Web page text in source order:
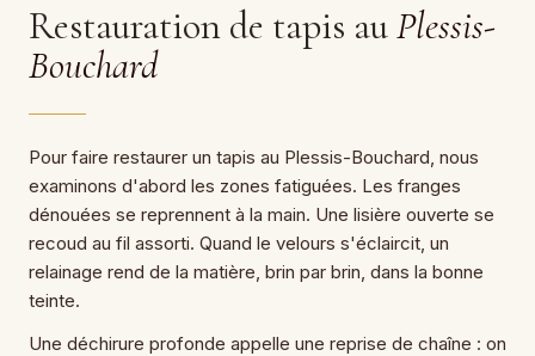
Restauration de tapis auPlessis-
Bouchard
Pour faire restaurer un tapis au Plessis-Bouchard, nous
examinons d'abord les zones fatiguées. Les franges
dénouées se reprennent à la main. Une lisière ouverte se
recoud au fil assorti. Quand le velours s'éclaircit, un
relainage rend de la matière, brin par brin, dans la bonne
teinte.
Une déchirure profonde appelle une reprise de chaîne : on